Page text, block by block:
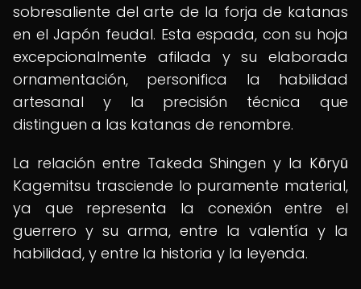
sobresaliente del arte de la forja de katanas
en el Japón feudal. Esta espada, con su hoja
excepcionalmente afilada y su elaborada
ornamentación, personifica la habilidad
artesanal y la precisión técnica que
distinguen a las katanas de renombre.
La relación entre Takeda Shingen y la Kōryū
Kagemitsu trasciende lo puramente material,
ya que representa la conexión entre el
guerrero y su arma, entre la valentía y la
habilidad, y entre la historia y la leyenda.